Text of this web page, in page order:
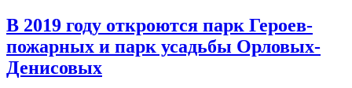
В 2019 году откроются парк Героев-
пожарных и парк усадьбы Орловых-
Денисовых